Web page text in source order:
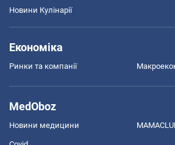
Новини Кулінарії
Економіка
Ринки та компанії
MedOboz
Новини медицини